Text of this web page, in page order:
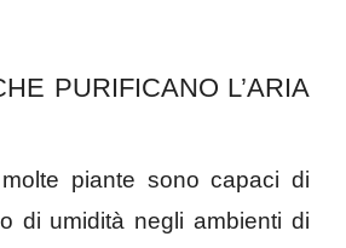
PURIFICANO L’ARIA
piante sono capaci di
di umidità negli ambienti di